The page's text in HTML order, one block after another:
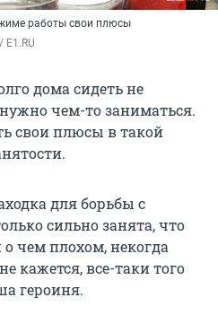
работы свои плюсы
дома сидеть не
чем-то заниматься.
свои плюсы в такой
для борьбы с
сильно занята, что
о чем плохом, некогда
кажется, все-таки того
героиня.